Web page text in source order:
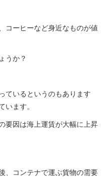
コーヒーなど身近なものが値
うか？
ているというのもあります
ます。
要因は海上運賃が大幅に上昇
、コンテナで運ぶ貨物の需要